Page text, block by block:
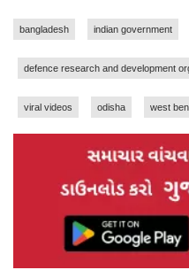
bangladesh indian government
defence research and development
viral videos odisha west